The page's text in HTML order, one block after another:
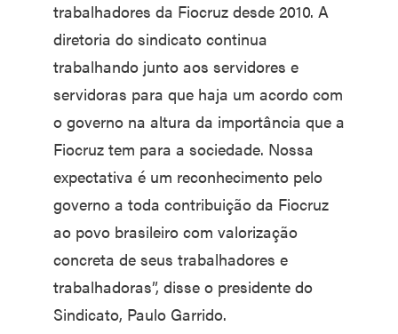
trabalhadores da Fiocruz desde 2010. A
diretoria do sindicato continua
trabalhando junto aos servidores e
servidoras para que haja um acordo com
o governo na altura da importância que a
Fiocruz tem para a sociedade. Nossa
expectativa é um reconhecimento pelo
governo a toda contribuição da Fiocruz
ao povo brasileiro com valorização
concreta de seus trabalhadores e
trabalhadoras”, disse o presidente do
Sindicato, Paulo Garrido.